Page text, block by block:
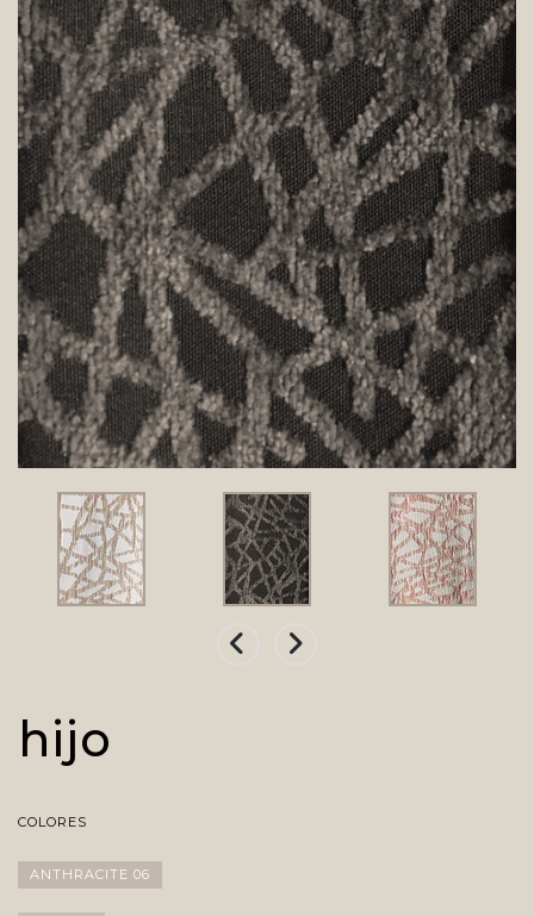
hijo
COLORES
ANTHRACITE 06